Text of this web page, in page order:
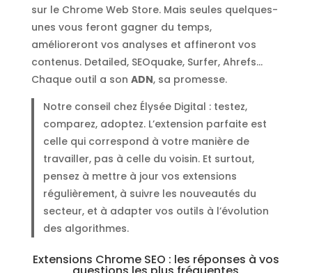
sur le Chrome Web Store. Mais seules quelques-
unes vous feront gagner du temps,
amélioreront vos analyses et affineront vos
contenus. Detailed, SEOquake, Surfer, Ahrefs…
Chaque outil a son ADN, sa promesse.
Notre conseil chez Élysée Digital : testez,
comparez, adoptez. L’extension parfaite est
celle qui correspond à votre manière de
travailler, pas à celle du voisin. Et surtout,
pensez à mettre à jour vos extensions
régulièrement, à suivre les nouveautés du
secteur, et à adapter vos outils à l’évolution
des algorithmes.
Extensions Chrome SEO : les réponses à vos